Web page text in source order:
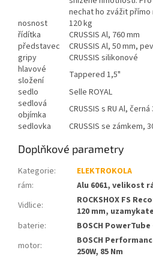
nechat ho zvážit přímo
nosnost
120 kg
řídítka
CRUSSIS Al, 760 mm
představec
CRUSSIS Al, 50 mm,
gripy
CRUSSIS silikonové
hlavové
složení
Tappered 1,5"
sedlo
Selle ROYAL
sedlová
objímka
CRUSSIS s RU Al, černá
sedlovka
CRUSSIS se zámkem,
Doplňkové parametry
Kategorie:
ELEKTROKOLA
rám:
Alu 6061, velikost
Vidlice:
ROCKSHOX FS
120 mm,
baterie:
BOSCH PowerTube
motor:
BOSCH
250W, 85 Nm